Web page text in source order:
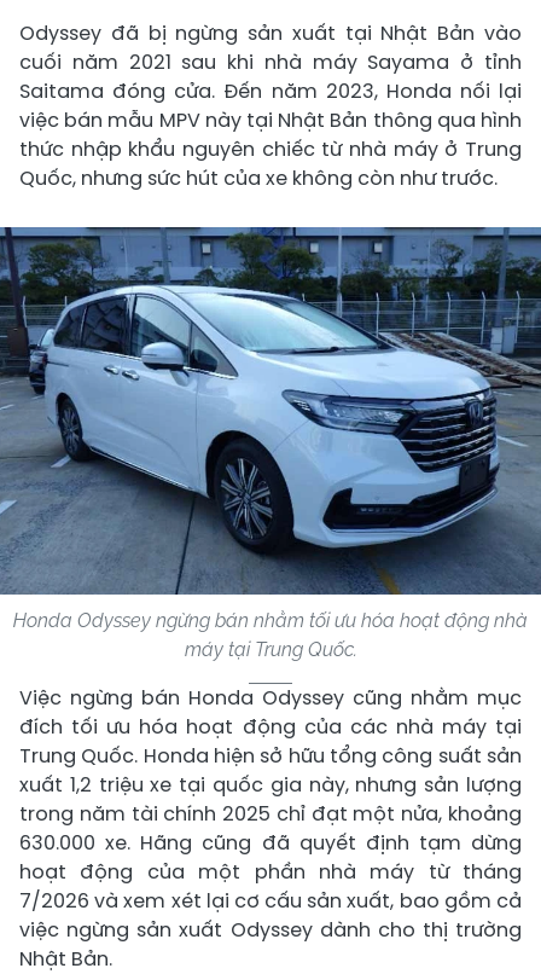
Odyssey đã bị ngừng sản xuất tại Nhật Bản vào
cuối năm 2021 sau khi nhà máy Sayama ở tỉnh
Saitama đóng cửa. Đến năm 2023, Honda nối lại
việc bán mẫu MPV này tại Nhật Bản thông qua hình
thức nhập khẩu nguyên chiếc từ nhà máy ở Trung
Quốc, nhưng sức hút của xe không còn như trước.
Honda Odyssey ngừng bán nhằm tối ưu hóa hoạt động nhà
máy tại Trung Quốc.
Việc ngừng bán Honda Odyssey cũng nhằm mục
đích tối ưu hóa hoạt động của các nhà máy tại
Trung Quốc. Honda hiện sở hữu tổng công suất sản
xuất 1,2 triệu xe tại quốc gia này, nhưng sản lượng
trong năm tài chính 2025 chỉ đạt một nửa, khoảng
630.000 xe. Hãng cũng đã quyết định tạm dừng
hoạt động của một phần nhà máy từ tháng
7/2026 và xem xét lại cơ cấu sản xuất, bao gồm cả
việc ngừng sản xuất Odyssey dành cho thị trường
Nhật Bản.